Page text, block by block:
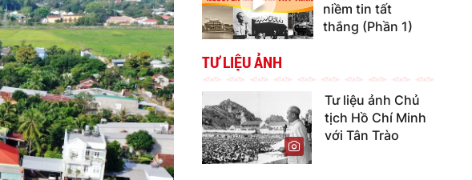
niềm tin tất
thắng (Phần 1)
TƯ LIỆU ẢNH
Tư liệu ảnh Chủ
tịch Hồ Chí Minh
với Tân Trào